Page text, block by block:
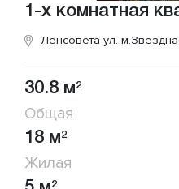
1-х комнатная
Ленсовета ул.
30.8 м2
Общая
18 м2
Жилая
2